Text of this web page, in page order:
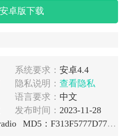
安卓版下载
系统要求： 安卓4.4
隐私说明： 查看隐私
语言要求： 中文
发布时间： 2023-11-28
MD5：F313F5777D774AD65D8426BF61028C48